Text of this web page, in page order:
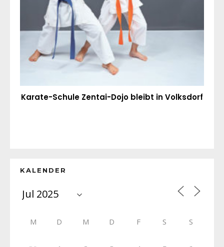
Karate-Schule Zentai-Dojo bleibt in Volksdorf
KALENDER
M D M D F S S